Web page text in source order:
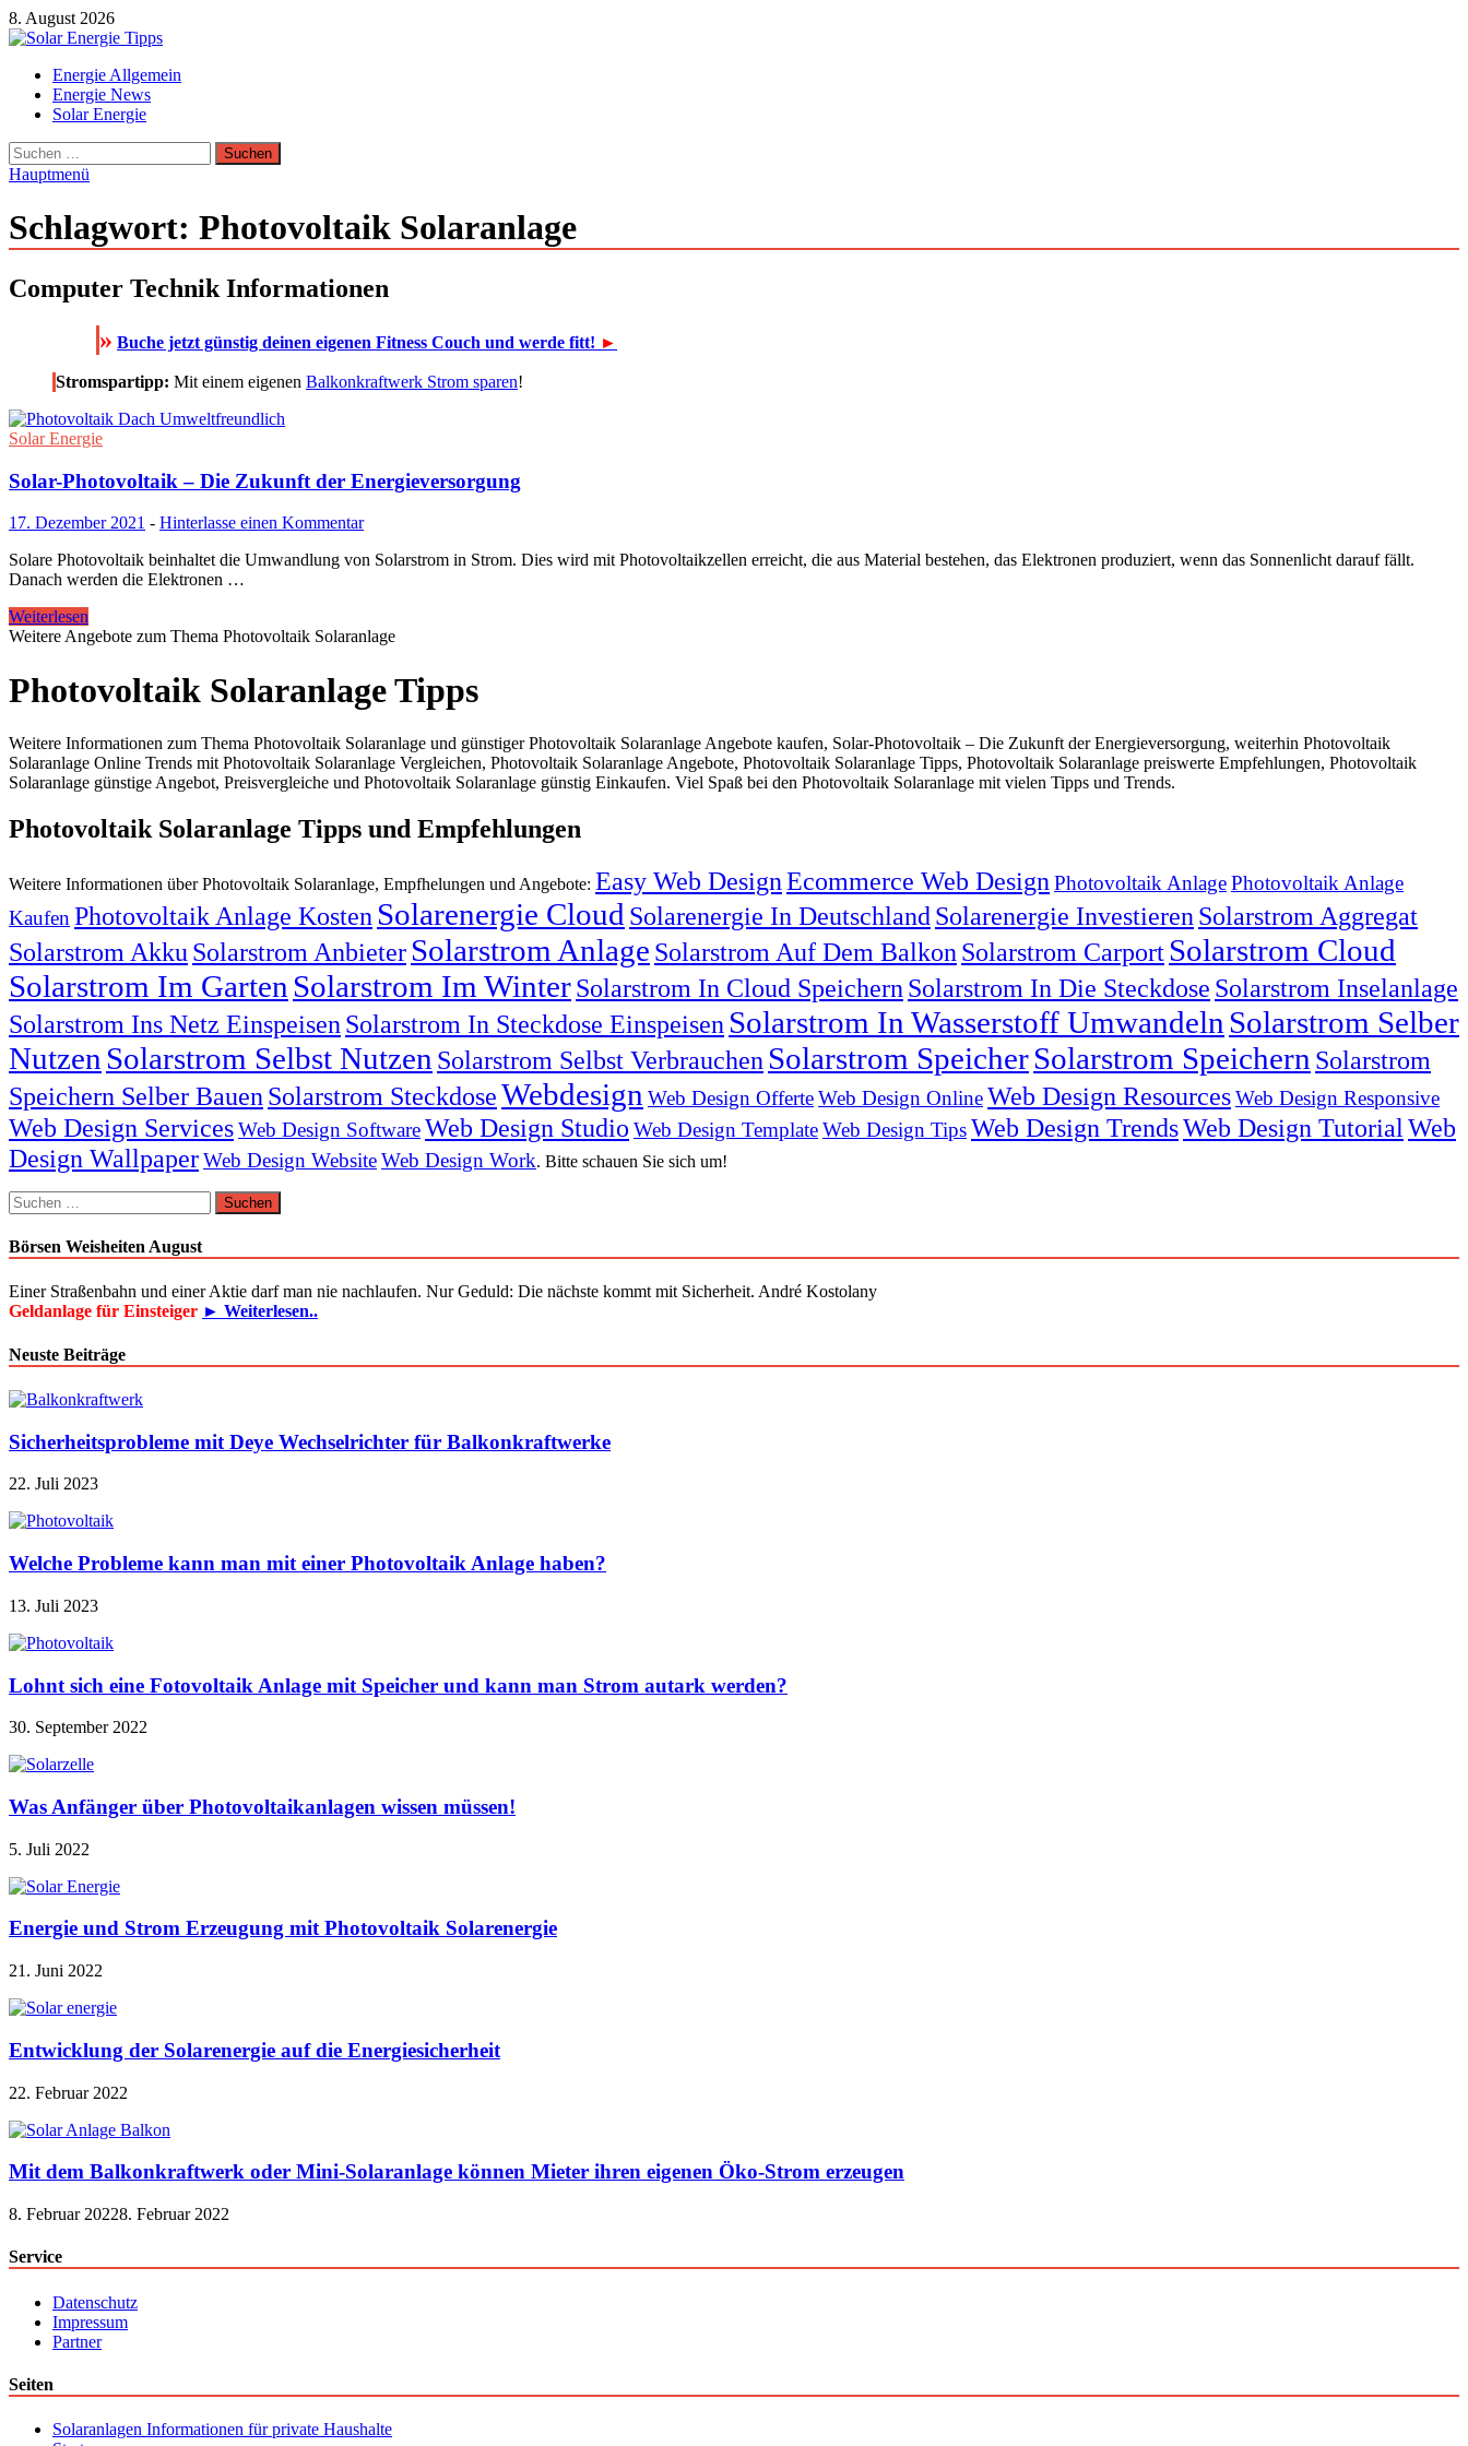
Zum
Inhalt
8. August 2026
Solar Energie Tipps
Solar Energie und Photovoltaik Informationen und Tipps
Energie Allgemein
Energie News
Solar Energie
Suchen
nach:
Hauptmenü
Schlagwort: Photovoltaik Solaranlage
Computer Technik Informationen
» Buche jetzt günstig deinen eigenen Fitness Couch und werde fitt! ►
Stromspartipp: Mit einem eigenen Balkonkraftwerk Strom sparen!
Solar Energie
Solar-Photovoltaik – Die Zukunft der Energieversorgung
17. Dezember 2021 - Hinterlasse einen Kommentar
Solare Photovoltaik beinhaltet die Umwandlung von Solarstrom in Strom. Dies wird mit Photovoltaikzellen erreicht, die aus Material bestehen, das Elektronen produziert, wenn das Sonnenlicht darauf fällt.
Danach werden die Elektronen …
Weiterlesen
Weitere Angebote zum Thema Photovoltaik Solaranlage
Photovoltaik Solaranlage Tipps
Weitere Informationen zum Thema Photovoltaik Solaranlage und günstiger Photovoltaik Solaranlage Angebote kaufen, Solar-Photovoltaik – Die Zukunft der Energieversorgung, weiterhin Photovoltaik
Solaranlage Online Trends mit Photovoltaik Solaranlage Vergleichen, Photovoltaik Solaranlage Angebote, Photovoltaik Solaranlage Tipps, Photovoltaik Solaranlage preiswerte Empfehlungen, Photovoltaik
Solaranlage günstige Angebot, Preisvergleiche und Photovoltaik Solaranlage günstig Einkaufen. Viel Spaß bei den Photovoltaik Solaranlage mit vielen Tipps und Trends.
Photovoltaik Solaranlage Tipps und Empfehlungen
Weitere Informationen über Photovoltaik Solaranlage, Empfhelungen und Angebote: Easy Web DesignEcommerce Web Design Photovoltaik AnlagePhotovoltaik Anlage
Kaufen Photovoltaik Anlage Kosten Solarenergie Cloud Solarenergie In Deutschland Solarenergie Investieren Solarstrom Aggregat
Solarstrom Akku Solarstrom Anbieter Solarstrom Anlage Solarstrom Auf Dem Balkon Solarstrom Carport Solarstrom Cloud
Solarstrom Im Garten Solarstrom Im WinterSolarstrom In Cloud Speichern Solarstrom In Die Steckdose Solarstrom Inselanlage
Solarstrom Ins Netz Einspeisen Solarstrom In Steckdose Einspeisen Solarstrom In Wasserstoff Umwandeln Solarstrom Selber
Nutzen Solarstrom Selbst Nutzen Solarstrom Selbst Verbrauchen Solarstrom SpeicherSolarstrom Speichern Solarstrom
Speichern Selber Bauen Solarstrom SteckdoseWebdesign Web Design OfferteWeb Design OnlineWeb Design ResourcesWeb Design Responsive
Web Design ServicesWeb Design SoftwareWeb Design Studio Web Design TemplateWeb Design TipsWeb Design TrendsWeb Design Tutorial Web
Design WallpaperWeb Design WebsiteWeb Design Work. Bitte schauen Sie sich um!
Suchen
nach:
Börsen Weisheiten August
Einer Straßenbahn und einer Aktie darf man nie nachlaufen. Nur Geduld: Die nächste kommt mit Sicherheit. André Kostolany
Geldanlage für Einsteiger ► Weiterlesen..
Neuste Beiträge
Sicherheitsprobleme mit Deye Wechselrichter für Balkonkraftwerke
22. Juli 2023
Welche Probleme kann man mit einer Photovoltaik Anlage haben?
13. Juli 2023
Lohnt sich eine Fotovoltaik Anlage mit Speicher und kann man Strom autark werden?
30. September 2022
Was Anfänger über Photovoltaikanlagen wissen müssen!
5. Juli 2022
Energie und Strom Erzeugung mit Photovoltaik Solarenergie
21. Juni 2022
Entwicklung der Solarenergie auf die Energiesicherheit
22. Februar 2022
Mit dem Balkonkraftwerk oder Mini-Solaranlage können Mieter ihren eigenen Öko-Strom erzeugen
8. Februar 20228. Februar 2022
Service
Datenschutz
Impressum
Partner
Seiten
Solaranlagen Informationen für private Haushalte